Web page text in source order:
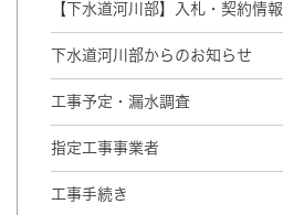
【下水道河川部】入札・契約情報
下水道河川部からのお知らせ
工事予定・漏水調査
指定工事事業者
工事手続き